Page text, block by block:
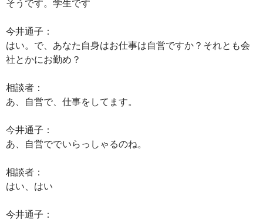
そうです。学生です
今井通子：
はい。で、あなた自身はお仕事は自営ですか？それとも会
社とかにお勤め？
相談者：
あ、自営で、仕事をしてます。
今井通子：
あ、自営ででいらっしゃるのね。
相談者：
はい、はい
今井通子：